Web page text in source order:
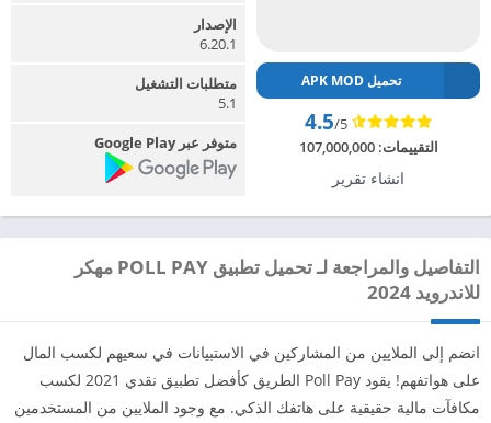
تحميل APK MOD
4.5/5
التقييمات:107,000,000
انشاء تقرير
الإصدار
6.20.1
متطلبات التشغيل
5.1
متوفر عبر Google Play
التفاصيل والمراجعة لـ تحميل تطبيق POLL PAY مهكر
للاندرويد 2024
انضم إلى الملايين من المشاركين في الاستبيانات في سعيهم لكسب المال
على هواتفهم! يقود Poll Pay الطريق كأفضل تطبيق نقدي 2021 لكسب
مكافآت مالية حقيقية على هاتفك الذكي. مع وجود الملايين من المستخدمين